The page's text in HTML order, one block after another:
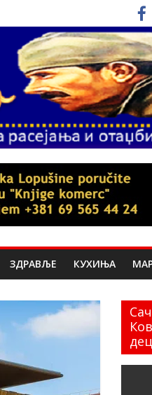
ЗДРАВЉЕ КУХИЊА